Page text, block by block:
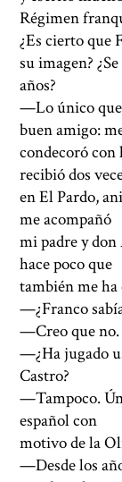
Régimen
¿Es cierto que
su imagen?
años?
—Lo único que
buen amigo:
condecoró
recibió dos
en El Pardo,
me acompañó
mi padre y
hace poco que
también me
—¿Franco
—Creo que no.
—¿Ha jugado
Castro?
—Tampoco.
español con
motivo de la
—Desde los